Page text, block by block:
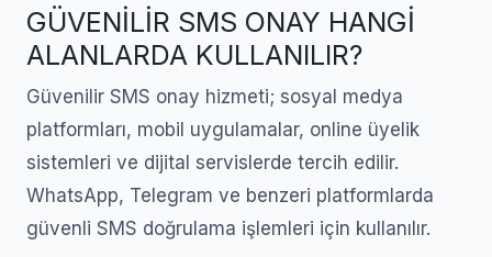
GÜVENİLİR SMS ONAY HANGİ
ALANLARDA KULLANILIR?
Güvenilir SMS onay hizmeti; sosyal medya
platformları, mobil uygulamalar, online üyelik
sistemleri ve dijital servislerde tercih edilir.
WhatsApp, Telegram ve benzeri platformlarda
güvenli SMS doğrulama işlemleri için kullanılır.